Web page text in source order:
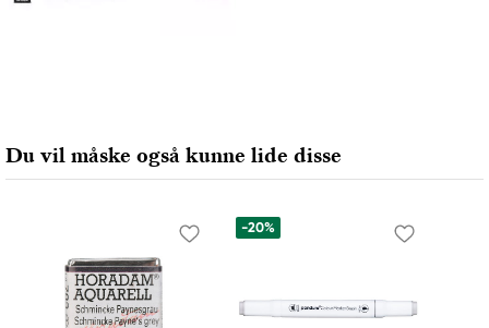
Du vil måske også kunne lide disse
-20%